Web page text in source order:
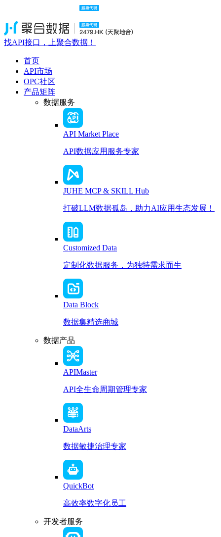
找API接口，上聚合数据！
首页
API市场
OPC社区
产品矩阵
数据服务
API Market Place
API数据应用服务专家
JUHE MCP & SKILL Hub
打破LLM数据孤岛，助力AI应用生态发展！
Customized Data
定制化数据服务，为独特需求而生
Data Block
数据集精选商城
数据产品
APIMaster
API全生命周期管理专家
DataArts
数据敏捷治理专家
QuickBot
高效率数字化员工
开发者服务